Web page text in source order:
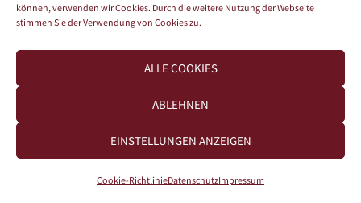
können, verwenden wir Cookies. Durch die weitere Nutzung der Webseite
stimmen Sie der Verwendung von Cookies zu.
ALLE COOKIES
ABLEHNEN
EINSTELLUNGEN ANZEIGEN
Cookie-RichtlinieDatenschutzImpressum
Datenschutz
Cookie-Richtlinie (EU)